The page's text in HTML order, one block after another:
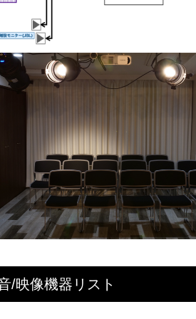
/映像機器リスト